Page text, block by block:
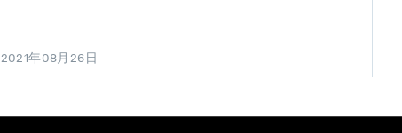
2021年08月26日